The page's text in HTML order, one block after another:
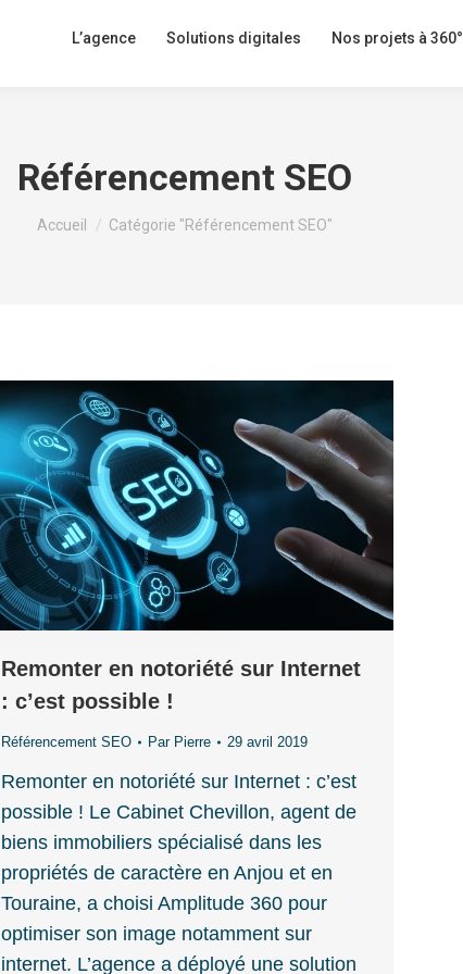
L’agence Solutions digitales Nos projets à 360°
Référencement SEO
Vous êtes ici :
Accueil Catégorie "Référencement SEO"
Remonter en notoriété sur Internet
: c’est possible !
Référencement SEO Par Pierre 29 avril 2019
Remonter en notoriété sur Internet : c’est
possible ! Le Cabinet Chevillon, agent de
biens immobiliers spécialisé dans les
propriétés de caractère en Anjou et en
Touraine, a choisi Amplitude 360 pour
optimiser son image notamment sur
internet. L’agence a déployé une solution